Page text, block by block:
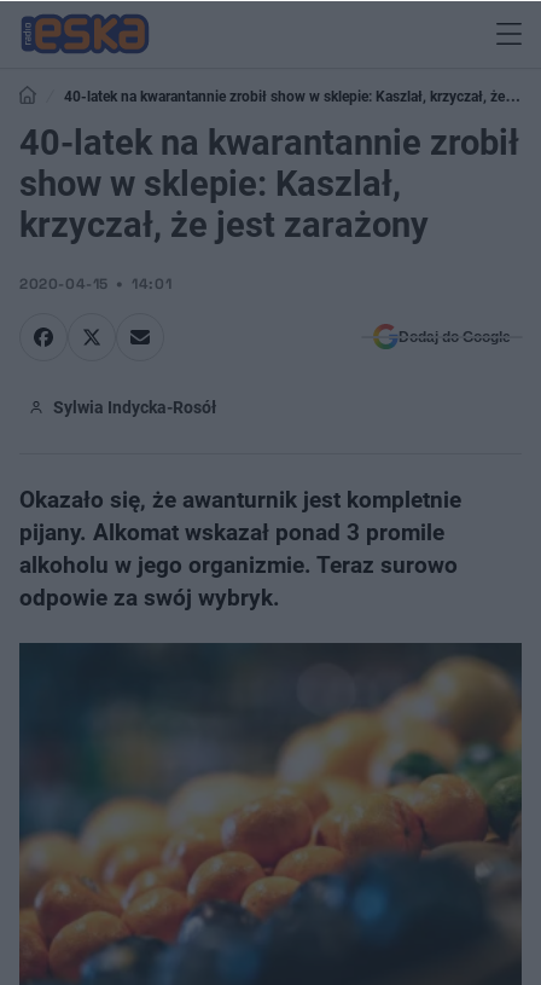
40-latek na kwarantannie zrobił show w sklepie: Kaszlał, krzyczał, że jest
zarażony
40-latek na kwarantannie zrobił
show w sklepie: Kaszlał,
krzyczał, że jest zarażony
2020-04-15 14:01
Dodaj do Google
Sylwia Indycka-Rosół
Okazało się, że awanturnik jest kompletnie
pijany. Alkomat wskazał ponad 3 promile
alkoholu w jego organizmie. Teraz surowo
odpowie za swój wybryk.